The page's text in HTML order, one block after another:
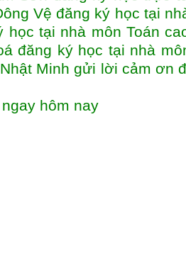
Vệ đăng ký học tại
tại nhà môn Toán
đăng ký học tại nhà
Minh gửi lời cảm ơn
hôm nay